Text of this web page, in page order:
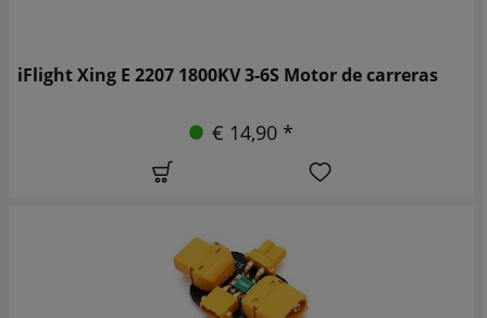
iFlight Xing E 2207 1800KV 3-6S Motor de carreras
€ 14,90 *